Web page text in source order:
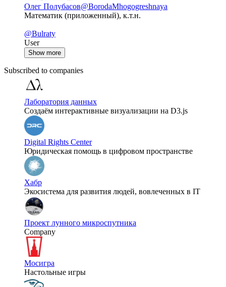
Олег Полубасов@BorodaMhogogreshnaya
Математик (приложенный), к.т.н.
@Bulraty
User
Show more
Subscribed to companies
Лаборатория данных
Создаём интерактивные визуализации на D3.js
Digital Rights Center
Юридическая помощь в цифровом пространстве
Хабр
Экосистема для развития людей, вовлеченных в IT
Проект лунного микроспутника
Company
Мосигра
Настольные игры